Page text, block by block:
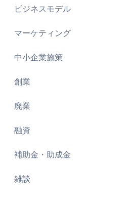
ビジネスモデル
マーケティング
中小企業施策
創業
廃業
融資
補助金・助成金
雑談